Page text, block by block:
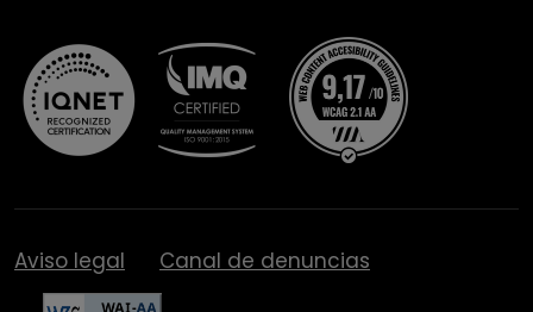
Aviso legal Canal de denuncias